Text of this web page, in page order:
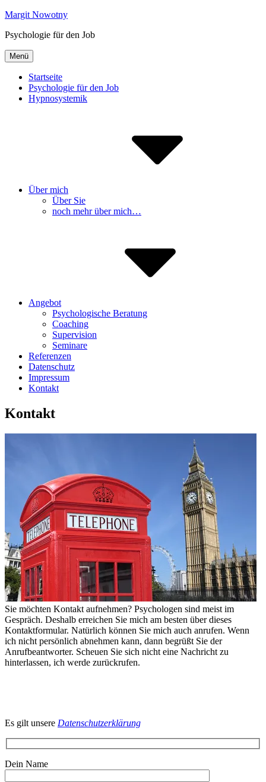
Inhalte
Margit Nowotny
Psychologie für den Job
Menü
Startseite
Psychologie für den Job
Hypnosystemik
Über mich
Über Sie
noch mehr über mich…
Angebot
Psychologische Beratung
Coaching
Supervision
Seminare
Referenzen
Datenschutz
Impressum
Kontakt
Kontakt
Sie möchten Kontakt aufnehmen? Psychologen sind meist im
Gespräch. Deshalb erreichen Sie mich am besten über dieses
Kontaktformular. Natürlich können Sie mich auch anrufen. Wenn
ich nicht persönlich abnehmen kann, dann begrüßt Sie der
Anrufbeantworter. Scheuen Sie sich nicht eine Nachricht zu
hinterlassen, ich werde zurückrufen.
Es gilt unsere Datenschutzerklärung
Dein Name